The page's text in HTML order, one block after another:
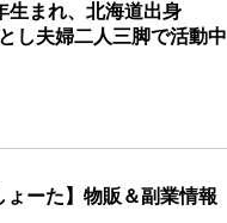
生まれ、北海道出身
し夫婦二人三脚で活動中
ょーた】物販＆副業情報